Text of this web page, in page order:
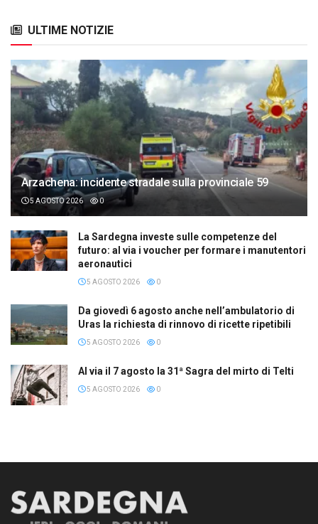
ULTIME NOTIZIE
Arzachena: incidente stradale sulla provinciale 59
5 AGOSTO 2026 0
La Sardegna investe sulle competenze del
futuro: al via i voucher per formare i manutentori
aeronautici
5 AGOSTO 2026 0
Da giovedì 6 agosto anche nell’ambulatorio di
Uras la richiesta di rinnovo di ricette ripetibili
5 AGOSTO 2026 0
Al via il 7 agosto la 31ª Sagra del mirto di Telti
5 AGOSTO 2026 0